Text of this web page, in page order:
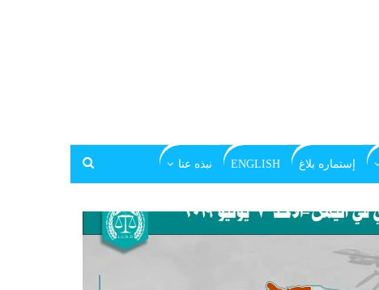
إستماره بلاغ ENGLISH نبذه عنا